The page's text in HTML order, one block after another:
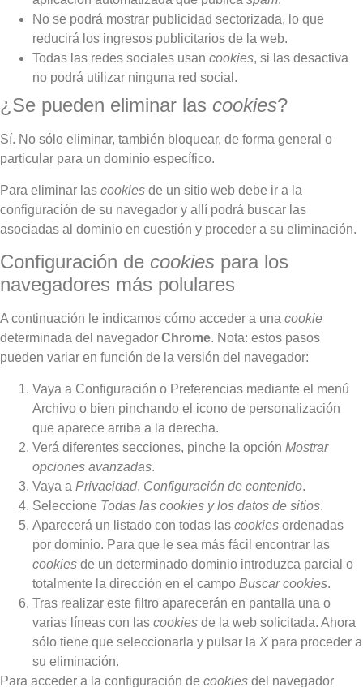
No se podrá mostrar publicidad sectorizada, lo que
reducirá los ingresos publicitarios de la web.
Todas las redes sociales usan cookies, si las desactiva
no podrá utilizar ninguna red social.
¿Se pueden eliminar las cookies?
Sí. No sólo eliminar, también bloquear, de forma general o
particular para un dominio específico.
Para eliminar las cookies de un sitio web debe ir a la
configuración de su navegador y allí podrá buscar las
asociadas al dominio en cuestión y proceder a su eliminación.
Configuración de cookies para los
navegadores más polulares
A continuación le indicamos cómo acceder a una cookie
determinada del navegador Chrome. Nota: estos pasos
pueden variar en función de la versión del navegador:
Vaya a Configuración o Preferencias mediante el menú
Archivo o bien pinchando el icono de personalización
que aparece arriba a la derecha.
Verá diferentes secciones, pinche la opción Mostrar
opciones avanzadas.
Vaya a Privacidad, Configuración de contenido.
Seleccione Todas las cookies y los datos de sitios.
Aparecerá un listado con todas las cookies ordenadas
por dominio. Para que le sea más fácil encontrar las
cookies de un determinado dominio introduzca parcial o
totalmente la dirección en el campo Buscar cookies.
Tras realizar este filtro aparecerán en pantalla una o
varias líneas con las cookies de la web solicitada. Ahora
sólo tiene que seleccionarla y pulsar la X para proceder a
su eliminación.
Para acceder a la configuración de cookies del navegador